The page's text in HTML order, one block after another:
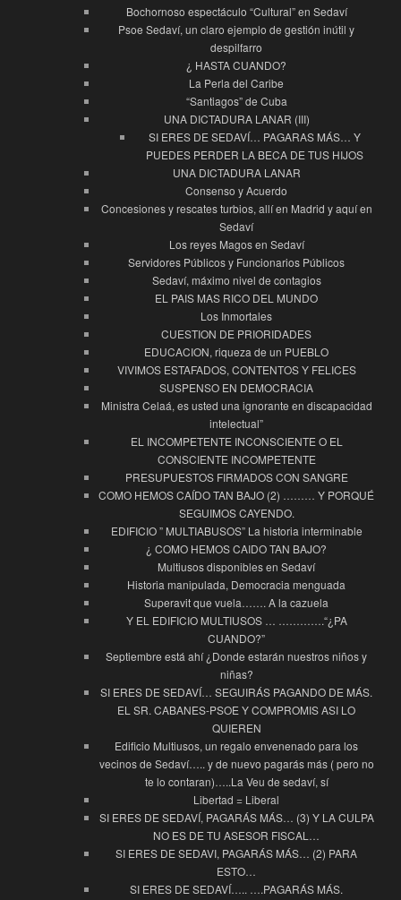
Bochornoso espectáculo “Cultural” en Sedaví
Psoe Sedaví, un claro ejemplo de gestión inútil y
despilfarro
¿ HASTA CUANDO?
La Perla del Caribe
“Santiagos” de Cuba
UNA DICTADURA LANAR (III)
SI ERES DE SEDAVÍ… PAGARAS MÁS… Y
PUEDES PERDER LA BECA DE TUS HIJOS
UNA DICTADURA LANAR
Consenso y Acuerdo
Concesiones y rescates turbios, allí en Madrid y aquí en
Sedaví
Los reyes Magos en Sedaví
Servidores Públicos y Funcionarios Públicos
Sedaví, máximo nivel de contagios
EL PAIS MAS RICO DEL MUNDO
Los Inmortales
CUESTION DE PRIORIDADES
EDUCACION, riqueza de un PUEBLO
VIVIMOS ESTAFADOS, CONTENTOS Y FELICES
SUSPENSO EN DEMOCRACIA
Ministra Celaá, es usted una ignorante en discapacidad
intelectual”
EL INCOMPETENTE INCONSCIENTE O EL
CONSCIENTE INCOMPETENTE
PRESUPUESTOS FIRMADOS CON SANGRE
COMO HEMOS CAÍDO TAN BAJO (2) ……… Y PORQUÉ
SEGUIMOS CAYENDO.
EDIFICIO ” MULTIABUSOS” La historia interminable
¿ COMO HEMOS CAIDO TAN BAJO?
Multiusos disponibles en Sedaví
Historia manipulada, Democracia menguada
Superavit que vuela……. A la cazuela
Y EL EDIFICIO MULTIUSOS … ………….“¿PA
CUANDO?”
Septiembre está ahí ¿Donde estarán nuestros niños y
niñas?
SI ERES DE SEDAVÍ… SEGUIRÁS PAGANDO DE MÁS.
EL SR. CABANES-PSOE Y COMPROMIS ASI LO
QUIEREN
Edificio Multiusos, un regalo envenenado para los
vecinos de Sedaví….. y de nuevo pagarás más ( pero no
te lo contaran)…..La Veu de sedaví, sí
Libertad = Liberal
SI ERES DE SEDAVÍ, PAGARÁS MÁS… (3) Y LA CULPA
NO ES DE TU ASESOR FISCAL…
SI ERES DE SEDAVI, PAGARÁS MÁS… (2) PARA
ESTO…
SI ERES DE SEDAVÍ….. ….PAGARÁS MÁS.